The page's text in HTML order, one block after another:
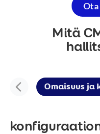
Mitä
Omaisuus ja